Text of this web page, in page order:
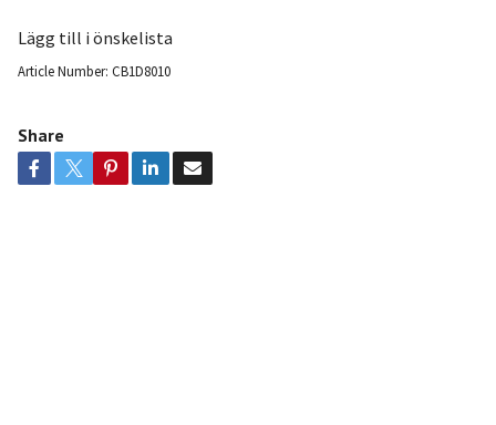
Lägg till i önskelista
Article Number: CB1D8010
Share